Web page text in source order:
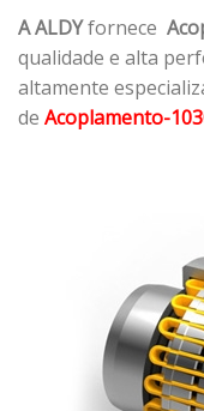
A ALDYfornece
qualidade e alta
altamente
de Acoplamento-